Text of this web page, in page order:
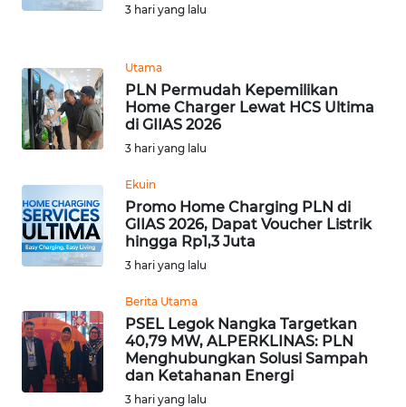
3 hari yang lalu
Utama
PLN Permudah Kepemilikan
Home Charger Lewat HCS Ultima
di GIIAS 2026
3 hari yang lalu
Ekuin
Promo Home Charging PLN di
GIIAS 2026, Dapat Voucher Listrik
hingga Rp1,3 Juta
3 hari yang lalu
Berita Utama
PSEL Legok Nangka Targetkan
40,79 MW, ALPERKLINAS: PLN
Menghubungkan Solusi Sampah
dan Ketahanan Energi
3 hari yang lalu
WN
BANTEN
WN
KEPRI
WN
PAPUA
WN
PAPUA